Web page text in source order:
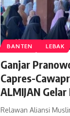
BANTEN LEBAK
Ganjar
Capres-
ALMIJAN
Relawan Aliansi